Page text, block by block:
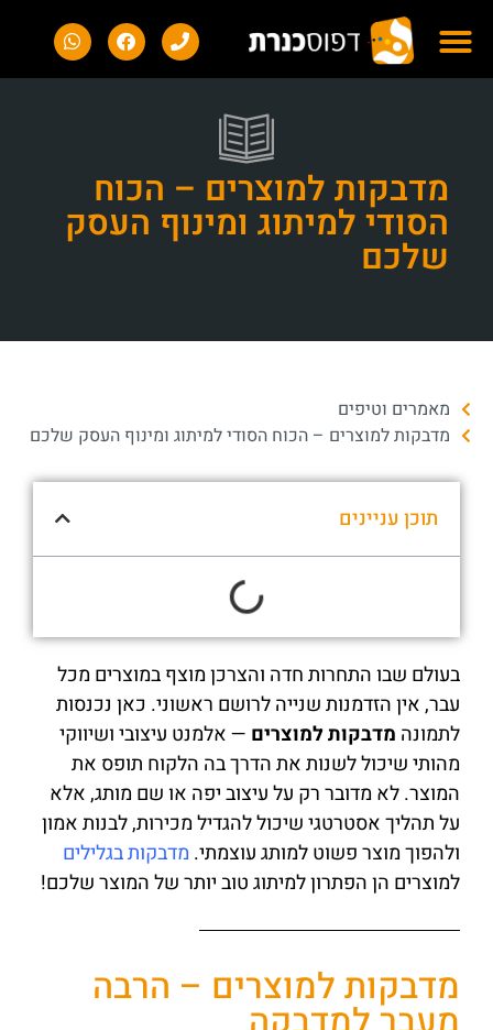
מדבקות למוצרים – הכוח
הסודי למיתוג ומינוף העסק
שלכם
מאמרים וטיפים
מדבקות למוצרים – הכוח הסודי למיתוג ומינוף העסק שלכם
תוכן עניינים
בעולם שבו התחרות חדה והצרכן מוצף במוצרים מכל
עבר, אין הזדמנות שנייה לרושם ראשוני. כאן נכנסות
לתמונה מדבקות למוצרים — אלמנט עיצובי ושיווקי
מהותי שיכול לשנות את הדרך בה הלקוח תופס את
המוצר. לא מדובר רק על עיצוב יפה או שם מותג, אלא
על תהליך אסטרטגי שיכול להגדיל מכירות, לבנות אמון
ולהפוך מוצר פשוט למותג עוצמתי. מדבקות בגלילים
למוצרים הן הפתרון למיתוג טוב יותר של המוצר שלכם!
מדבקות למוצרים – הרבה